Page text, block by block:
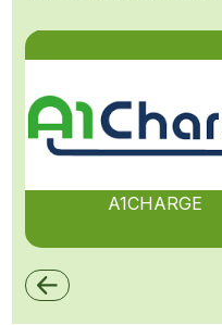
A1CHARGE